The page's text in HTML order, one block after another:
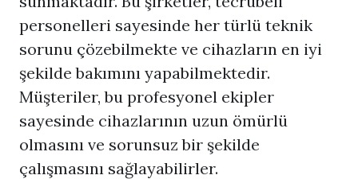
personelleri sayesinde her türlü teknik
sorunu çözebilmekte ve cihazların en iyi
şekilde bakımını yapabilmektedir.
Müşteriler, bu profesyonel ekipler
sayesinde cihazlarının uzun ömürlü
olmasını ve sorunsuz bir şekilde
çalışmasını sağlayabilirler.